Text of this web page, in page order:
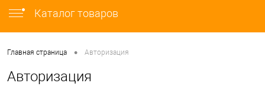
Каталог товаров
Главная страница • Авторизация
Авторизация